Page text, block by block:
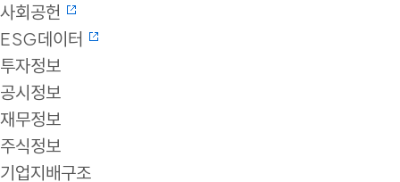
사회공헌
ESG데이터
투자정보
공시정보
재무정보
주식정보
기업지배구조